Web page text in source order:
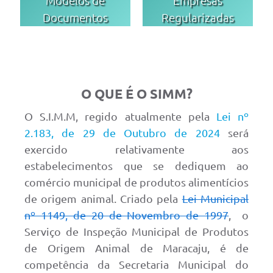
Documentos
Regularizadas
O QUE É O SIMM?
O S.I.M.M, regido atualmente pela Lei nº
2.183, de 29 de Outubro de 2024será
exercido relativamente aos
estabelecimentos que se dediquem ao
comércio municipal de produtos alimentícios
de origem animal. Criado pelaLei Municipal
nº 1149, de 20 de Novembro de 1997, o
Serviço de Inspeção Municipal de Produtos
de Origem Animal de Maracaju, é de
competência da Secretaria Municipal do